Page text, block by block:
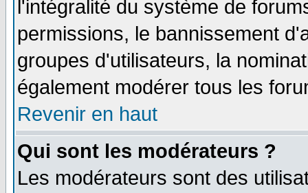
l'intégralité du système de
permissions, le bannissement
groupes d'utilisateurs, la
également modérer tous les
Revenir en haut
Qui sont les modérateurs ?
Les modérateurs sont des